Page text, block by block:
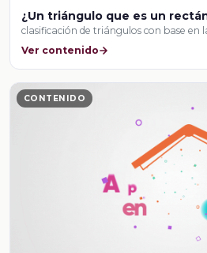
¿Un triángulo que es un
clasificación de triángulos con base en
Ver contenido
CONTENIDO